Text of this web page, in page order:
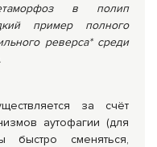
в полип
пример полного
реверса*среди
за счёт
аутофагии (для
быстро сменяться,